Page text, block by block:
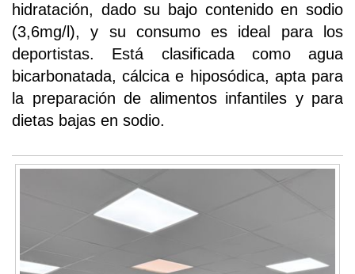
hidratación, dado su bajo contenido en sodio
(3,6mg/l), y su consumo es ideal para los
deportistas. Está clasificada como agua
bicarbonatada, cálcica e hiposódica, apta para
la preparación de alimentos infantiles y para
dietas bajas en sodio.